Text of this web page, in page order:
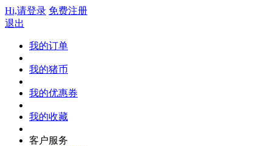
Hi,请登录 免费注册
退出
我的订单
我的猪币
我的优惠券
我的收藏
客户服务